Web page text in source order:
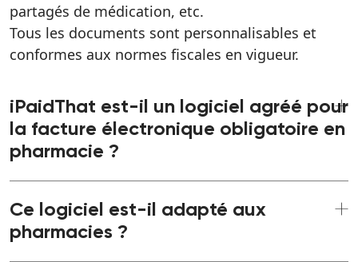
partagés de médication, etc.
Tous les documents sont personnalisables et
conformes aux normes fiscales en vigueur.
iPaidThat est-il un logiciel agréé pour
la facture électronique obligatoire en
pharmacie ?
Direction Générale des Finances publiques,
immatriculée sous le numéro 0046.
Notre solution prend en charge l’émission, la
Ce logiciel est-il adapté aux
pharmacies ?